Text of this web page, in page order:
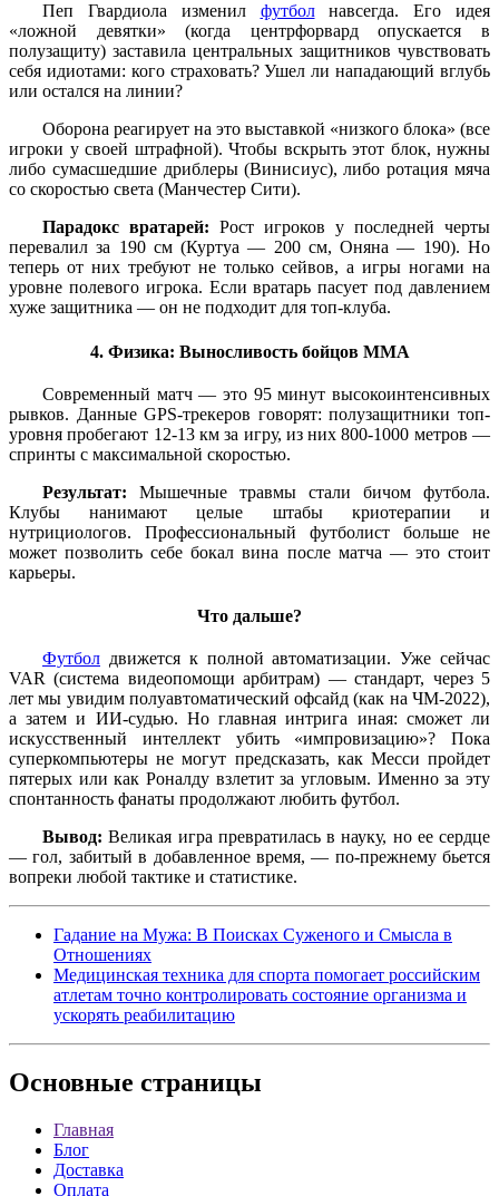
Пеп Гвардиола изменил футболнавсегда. Его идея
«ложной девятки» (когда центрфорвард опускается в
полузащиту) заставила центральных защитников чувствовать
себя идиотами: кого страховать? Ушел ли нападающий вглубь
или остался на линии?
Оборона реагирует на это выставкой «низкого блока» (все
игроки у своей штрафной). Чтобы вскрыть этот блок, нужны
либо сумасшедшие дриблеры (Винисиус), либо ротация мяча
со скоростью света (Манчестер Сити).
Парадокс вратарей: Рост игроков у последней черты
перевалил за 190 см (Куртуа — 200 см, Оняна — 190). Но
теперь от них требуют не только сейвов, а игры ногами на
уровне полевого игрока. Если вратарь пасует под давлением
хуже защитника — он не подходит для топ-клуба.
4. Физика: Выносливость бойцов ММА
Современный матч — это 95 минут высокоинтенсивных
рывков. Данные GPS-трекеров говорят: полузащитники топ-
уровня пробегают 12-13 км за игру, из них 800-1000 метров —
спринты с максимальной скоростью.
Результат: Мышечные травмы стали бичом футбола.
Клубы нанимают целые штабы криотерапии и
нутрициологов. Профессиональный футболист больше не
может позволить себе бокал вина после матча — это стоит
карьеры.
Что дальше?
Футбол движется к полной автоматизации. Уже сейчас
VAR (система видеопомощи арбитрам) — стандарт, через 5
лет мы увидим полуавтоматический офсайд (как на ЧМ-2022),
а затем и ИИ-судью. Но главная интрига иная: сможет ли
искусственный интеллект убить «импровизацию»? Пока
суперкомпьютеры не могут предсказать, как Месси пройдет
пятерых или как Роналду взлетит за угловым. Именно за эту
спонтанность фанаты продолжают любить футбол.
Вывод: Великая игра превратилась в науку, но ее сердце
— гол, забитый в добавленное время, — по-прежнему бьется
вопреки любой тактике и статистике.
Гадание на Мужа: В Поисках Суженого и Смысла в
Отношениях
Медицинская техника для спорта помогает российским
атлетам точно контролировать состояние организма и
ускорять реабилитацию
Основные страницы
Главная
Блог
Доставка
Оплата